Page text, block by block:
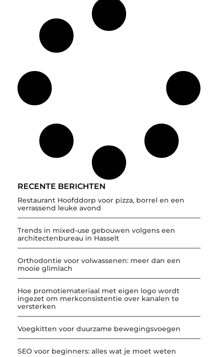
RECENTE BERICHTEN
Restaurant Hoofddorp voor pizza, borrel en een
verrassend leuke avond
Trends in mixed-use gebouwen volgens een
architectenbureau in Hasselt
Orthodontie voor volwassenen: meer dan een
mooie glimlach
Hoe promotiemateriaal met eigen logo wordt
ingezet om merkconsistentie over kanalen te
versterken
Voegkitten voor duurzame bewegingsvoegen
SEO voor beginners: alles wat je moet weten